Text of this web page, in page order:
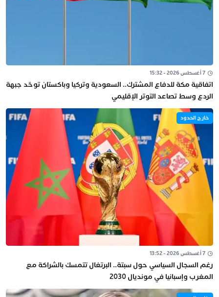
7 أغسطس 2026 - 15:32
اتفاقية مكة للدفاع المشترك.. السعودية وتركيا وباكستان توحّد جبهة
الردع وسط تصاعد التوتر الإقليمي
خارج الحدود
7 أغسطس 2026 - 13:52
رغم السجال السياسي حول سبتة.. البرتغال تتمسك بالشراكة مع
المغرب وإسبانيا في مونديال 2030